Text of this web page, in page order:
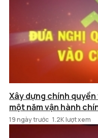
Xây dựng chính
một năm vận hành
19 ngày trước 1.2K lượt xem